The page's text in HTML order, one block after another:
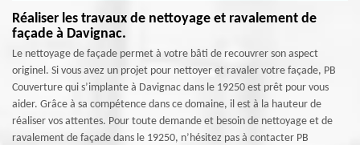
Réaliser les travaux de nettoyage et ravalement de
façade à Davignac.
Le nettoyage de façade permet à votre bâti de recouvrer son aspect
originel. Si vous avez un projet pour nettoyer et ravaler votre façade, PB
Couverture qui s’implante à Davignac dans le 19250 est prêt pour vous
aider. Grâce à sa compétence dans ce domaine, il est à la hauteur de
réaliser vos attentes. Pour toute demande et besoin de nettoyage et de
ravalement de façade dans le 19250, n’hésitez pas à contacter PB